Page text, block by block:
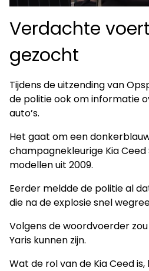
Verdachte
gezocht
Tijdens de uitzending van
de politie ook om informatie
auto’s.
Het gaat om een
champagnekleurige Kia
modellen uit 2009.
Eerder meldde de politie al
die na de explosie snel
Volgens de woordvoerder
Yaris kunnen zijn.
Wat de rol van de Kia Ceed is,